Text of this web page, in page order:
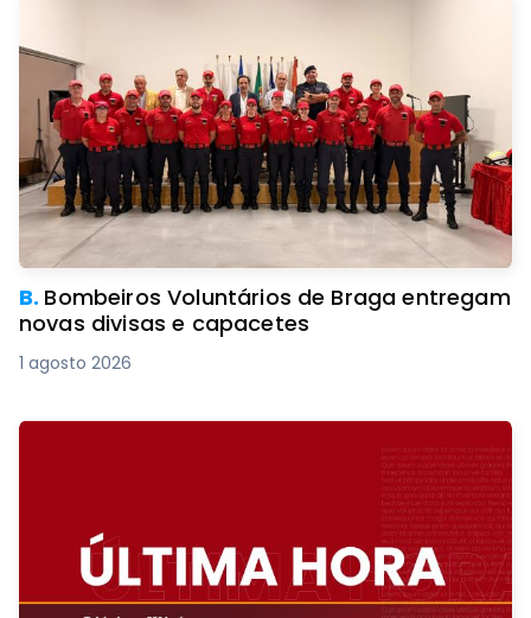
B. Bombeiros Voluntários de Braga entregam
novas divisas e capacetes
1 agosto 2026